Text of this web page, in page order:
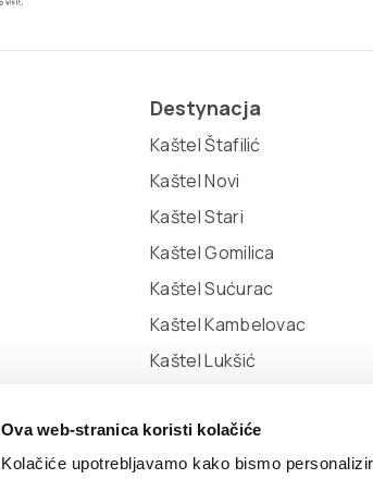
Ova web-stranica koristi kolačiće
Kolačiće upotrebljavamo kako bismo
Destynacja
Kaštel Štafilić
Kaštel Novi
Kaštel Stari
Kaštel Gomilica
Kaštel Sućurac
Kaštel Kambelovac
Kaštel Lukšić